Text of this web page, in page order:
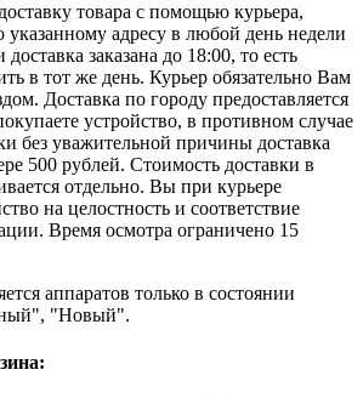
товара с помощью курьера,
указанному адресу в любой день недели
заказана до 18:00, то есть
в тот же день. Курьер обязательно Вам
Доставка по городу предоставляется
устройство, в противном случае
без уважительной причины доставка
500 рублей. Стоимость доставки в
отдельно. Вы при курьере
на целостность и соответствие
Время осмотра ограничено 15
аппаратов только в состоянии
"Новый".